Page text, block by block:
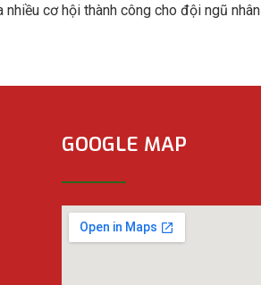
cơ hội thành công cho đội ngũ nhân
GOOGLE MAP